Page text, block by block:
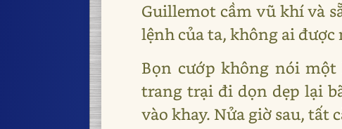
Guillemot cầm vũ khí và
lệnh của ta, không ai
Bọn cướp không nói
trang trại đi dọn dẹp lại
vào khay. Nửa giờ sau, tất